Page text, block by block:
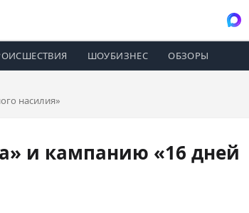
ШОУБИЗНЕС ОБЗОРЫ
насилия»
и кампанию «16 дней